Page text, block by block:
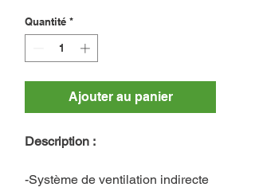
Quantité *
Ajouter au panier
Description :
-Système de ventilation indirecte